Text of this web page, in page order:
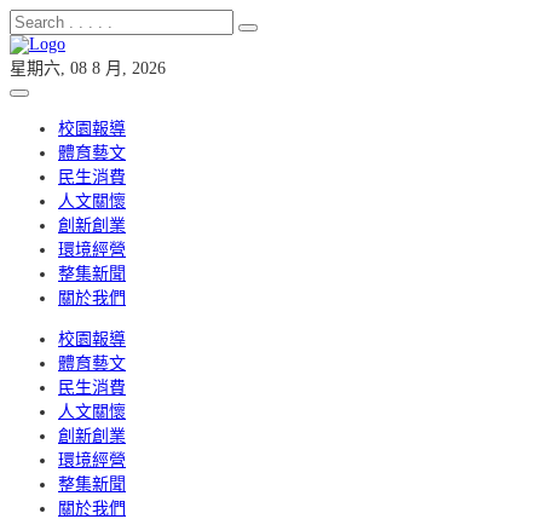
星期六, 08 8 月, 2026
校園報導
體育藝文
民生消費
人文關懷
創新創業
環境經營
整集新聞
關於我們
校園報導
體育藝文
民生消費
人文關懷
創新創業
環境經營
整集新聞
關於我們